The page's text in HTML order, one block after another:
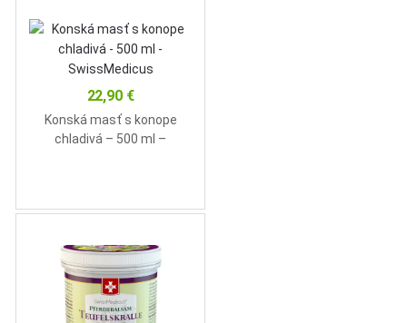
22,90 €
Konská masť s konope
chladivá – 500 ml –